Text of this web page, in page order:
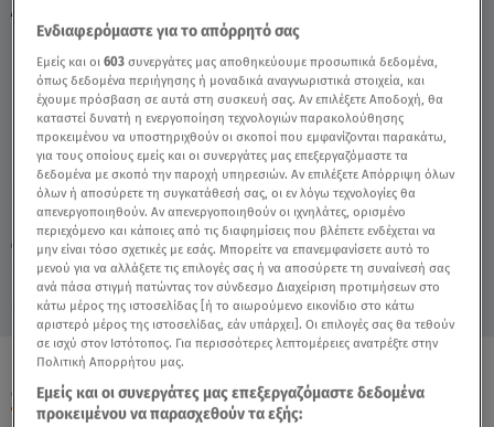
Πέμπτη 6 Αυγούστου 2026
17.06.21, 14:11 CELEBRITIES & GOSSIP ΝΕΑ
Ανθή Σαλαγκούδη: Το Μήνυμα Που Της
Έστειλε Ο Τριαντάφυλλος - Video
ΟΛΑ ΤΑ ΒΙΝΤΕΟ
Ενδιαφερόμαστε για το απόρρητό σας
Εμείς και οι603 συνεργάτες μας αποθηκεύουμε προσωπικά δεδομένα,
όπως δεδομένα περιήγησης ή μοναδικά αναγνωριστικά στοιχεία, και
έχουμε πρόσβαση σε αυτά στη συσκευή σας. Αν επιλέξετε Αποδοχή, θα
καταστεί δυνατή η ενεργοποίηση τεχνολογιών παρακολούθησης
προκειμένου να υποστηριχθούν οι σκοποί που εμφανίζονται παρακάτω,
για τους οποίους εμείς και οι συνεργάτες μας επεξεργαζόμαστε τα
δεδομένα με σκοπό την παροχή υπηρεσιών. Αν επιλέξετε Απόρριψη όλων
όλων ή αποσύρετε τη συγκατάθεσή σας, οι εν λόγω τεχνολογίες θα
απενεργοποιηθούν. Αν απενεργοποιηθούν οι ιχνηλάτες, ορισμένο
περιεχόμενο και κάποιες από τις διαφημίσεις που βλέπετε ενδέχεται να
μην είναι τόσο σχετικές με εσάς. Μπορείτε να επανεμφανίσετε αυτό το
μενού για να αλλάξετε τις επιλογές σας ή να αποσύρετε τη συναίνεσή σας
ανά πάσα στιγμή πατώντας τον σύνδεσμο Διαχείριση προτιμήσεων στο
κάτω μέρος της ιστοσελίδας [ή το αιωρούμενο εικονίδιο στο κάτω
αριστερό μέρος της ιστοσελίδας, εάν υπάρχει]. Οι επιλογές σας θα τεθούν
σε ισχύ στον Ιστότοπος. Για περισσότερες λεπτομέρειες ανατρέξτε στην
Πολιτική Απορρήτου μας.
Εμείς και οι συνεργάτες μας επεξεργαζόμαστε δεδομένα
προκειμένου να παρασχεθούν τα εξής: